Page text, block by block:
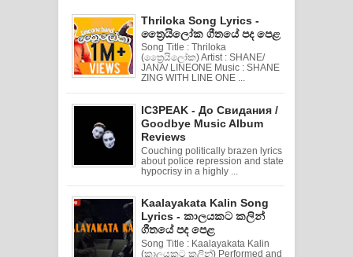
Thriloka Song Lyrics -
ත්‍රෛයිලෝක ගීතයේ පද පෙළ
Song Title : Thriloka
(ත්‍රෛයිලෝක) Artist : SHANE/
JANA/ LINEONE Music : SHANE
ZING WITH LINE ONE ...
IC3PEAK - До Свидания /
Goodbye Music Album
Reviews
Couching politically brazen lyrics
about police repression and state
hypocrisy in a highly ...
Kaalayakata Kalin Song
Lyrics - කාලයකට කලින්
ගීතයේ පද පෙළ
Song Title : Kaalayakata Kalin
(කාලයකට කලින්) Performed and